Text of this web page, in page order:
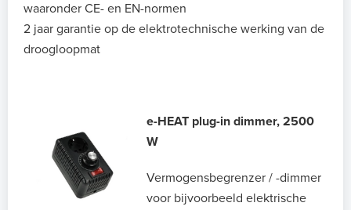
waaronder CE- en EN-normen
2 jaar garantie op de elektrotechnische werking van de
droogloopmat
e-HEAT plug-in dimmer, 2500
W
Vermogensbegrenzer / -dimmer
voor bijvoorbeeld elektrische